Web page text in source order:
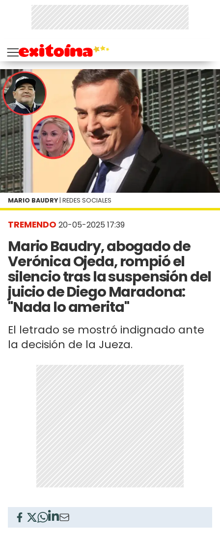
TREMENDO 20-05-2025 17:39
Mario Baudry, abogado de
Verónica Ojeda, rompió el
silencio tras la suspensión del
juicio de Diego Maradona:
"Nada lo amerita"
El letrado se mostró indignado ante
la decisión de la Jueza.
MARIO BAUDRY| REDES SOCIALES